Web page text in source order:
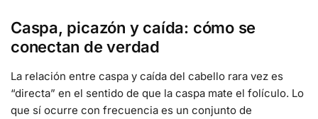
Caspa, picazón y caída: cómo se
conectan de verdad
La relación entre caspa y caída del cabello rara vez es
“directa” en el sentido de que la caspa mate el folículo. Lo
que sí ocurre con frecuencia es un conjunto de